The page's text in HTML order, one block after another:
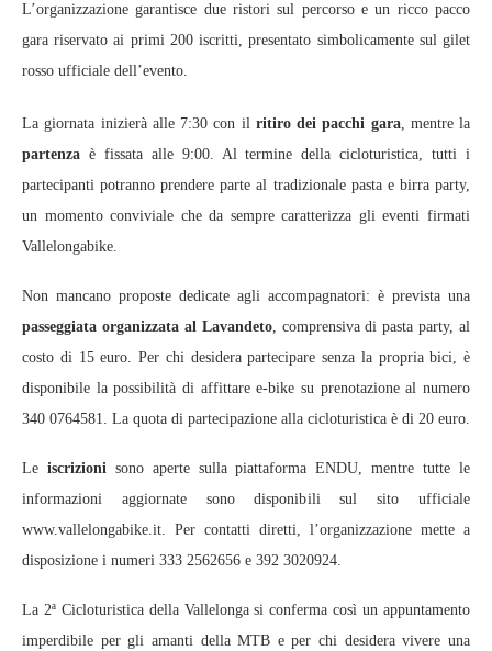
L’organizzazione garantisce due ristori sul percorso e un ricco pacco
gara riservato ai primi 200 iscritti, presentato simbolicamente sul gilet
rosso ufficiale dell’evento.
La giornata inizierà alle 7:30 con il ritiro dei pacchi gara, mentre la
partenza è fissata alle 9:00. Al termine della cicloturistica, tutti i
partecipanti potranno prendere parte al tradizionale pasta e birra party,
un momento conviviale che da sempre caratterizza gli eventi firmati
Vallelongabike.
Non mancano proposte dedicate agli accompagnatori: è prevista una
passeggiata organizzata al Lavandeto, comprensiva di pasta party, al
costo di 15 euro. Per chi desidera partecipare senza la propria bici, è
disponibile la possibilità di affittare e‑bike su prenotazione al numero
340 0764581. La quota di partecipazione alla cicloturistica è di 20 euro.
Le iscrizionisono aperte sulla piattaforma ENDU, mentre tutte le
informazioni aggiornate sono disponibili sul sito ufficiale
www.vallelongabike.it. Per contatti diretti, l’organizzazione mette a
disposizione i numeri 333 2562656 e 392 3020924.
La 2ª Cicloturistica della Vallelonga si conferma così un appuntamento
imperdibile per gli amanti della MTB e per chi desidera vivere una